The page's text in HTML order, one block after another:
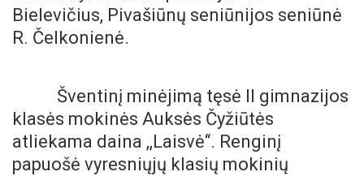
Bielevičius, Pivašiūnų seniūnijos seniūnė
R. Čelkonienė.
Šventinį minėjimą tęsė II gimnazijos
klasės mokinės Auksės Čyžiūtės
atliekama daina ,,Laisvė‘‘. Renginį
papuošė vyresniųjų klasių mokinių